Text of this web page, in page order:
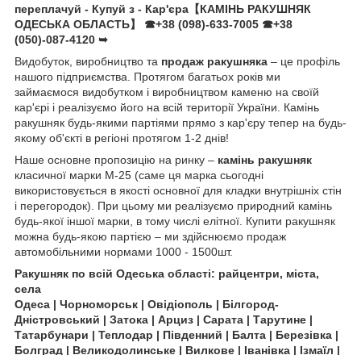
переплачуй - Купуй з - Кар'єра【КАМІНЬ РАКУШНЯК
ОДЕСЬКА ОБЛАСТЬ】
☎+38 (098)-633-7005 ☎+38
(050)-087-4120 ➥
Видобуток, виробництво та продаж ракушняка – це профіль
нашого підприємства. Протягом багатьох років ми
займаємося видобутком і виробництвом каменю на своїй
кар'єрі і реалізуємо його на всій території України. Камінь
ракушняк будь-якими партіями прямо з кар'єру тепер на будь-
якому об'єкті в регіоні протягом 1-2 днів!
Наше основне пропозицію на ринку – камінь ракушняк
класичної марки М-25 (саме ця марка сьогодні
використовується в якості основної для кладки внутрішніх стін
і перегородок). При цьому ми реалізуємо природний камінь
будь-якої іншої марки, в тому числі елітної. Купити ракушняк
можна будь-якою партією – ми здійснюємо продаж
автомобільними нормами 1000 - 1500шт.
Ракушняк по всій Одеська області: райцентри, міста,
села
Одеса | Чорноморськ | Овідіополь | Білгород-
Дністровський | Затока | Арциз | Сарата | Тарутине |
Татарбунари | Теплодар | Південний | Балта | Березівка |
Болград | Великодолинське | Вилкове | Іванівка | Ізмаїл |